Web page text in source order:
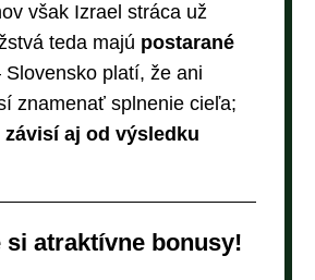
však Izrael stráca už
teda majú postarané
platí, že ani
znamenať splnenie cieľa;
závisí aj od výsledku
atraktívne bonusy!